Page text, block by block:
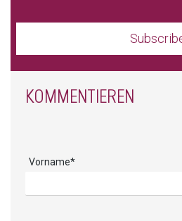
KOMMENTIEREN
Vorname*